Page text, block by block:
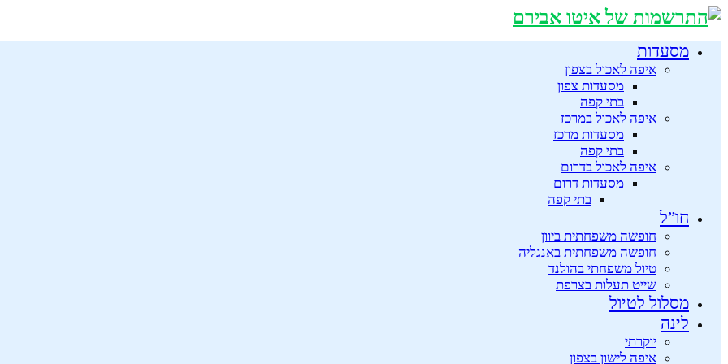
מסעדות
איפה לאכול בצפון
מסעדות צפון
בתי קפה
איפה לאכול במרכז
מסעדות מרכז
בתי קפה
איפה לאכול בדרום
מסעדות דרום
בתי קפה
חו”ל
חופשה משפחתית ביוון
חופשה משפחתית באנגליה
טיול משפחתי בהולנד
שייט תעלות בצרפת
מסלול לטיול
לינה
יוקרתי
איפה לישון בצפון